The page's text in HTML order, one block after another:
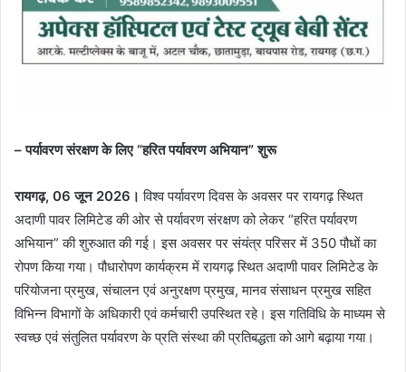
– पर्यावरण संरक्षण के लिए “हरित पर्यावरण अभियान” शुरू
रायगढ़, 06 जून 2026। विश्व पर्यावरण दिवस के अवसर पर रायगढ़ स्थित
अदाणी पावर लिमिटेड की ओर से पर्यावरण संरक्षण को लेकर “हरित पर्यावरण
अभियान” की शुरुआत की गई। इस अवसर पर संयंत्र परिसर में 350 पौधों का
रोपण किया गया। पौधारोपण कार्यक्रम में रायगढ़ स्थित अदाणी पावर लिमिटेड के
परियोजना प्रमुख, संचालन एवं अनुरक्षण प्रमुख, मानव संसाधन प्रमुख सहित
विभिन्न विभागों के अधिकारी एवं कर्मचारी उपस्थित रहे। इस गतिविधि के माध्यम से
स्वच्छ एवं संतुलित पर्यावरण के प्रति संस्था की प्रतिबद्धता को आगे बढ़ाया गया।